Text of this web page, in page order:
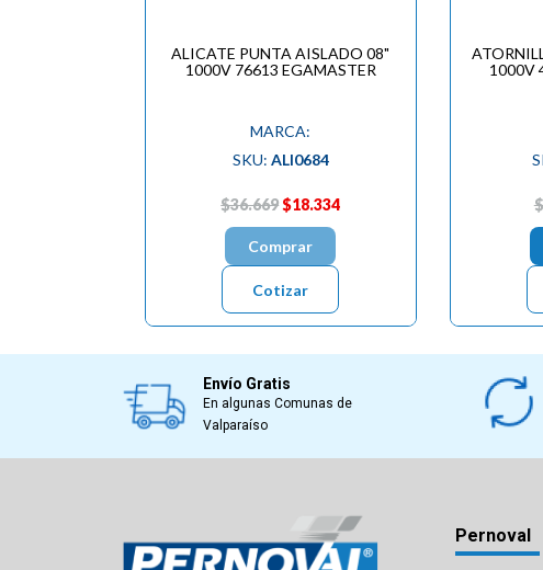
ALICATE PUNTA AISLADO 08"
1000V 76613 EGAMASTER
MARCA:
SKU: ALI0684
$36.669$18.334
Comprar
Cotizar
1000V
Envío Gratis
En algunas Comunas de
Valparaíso
Pernoval